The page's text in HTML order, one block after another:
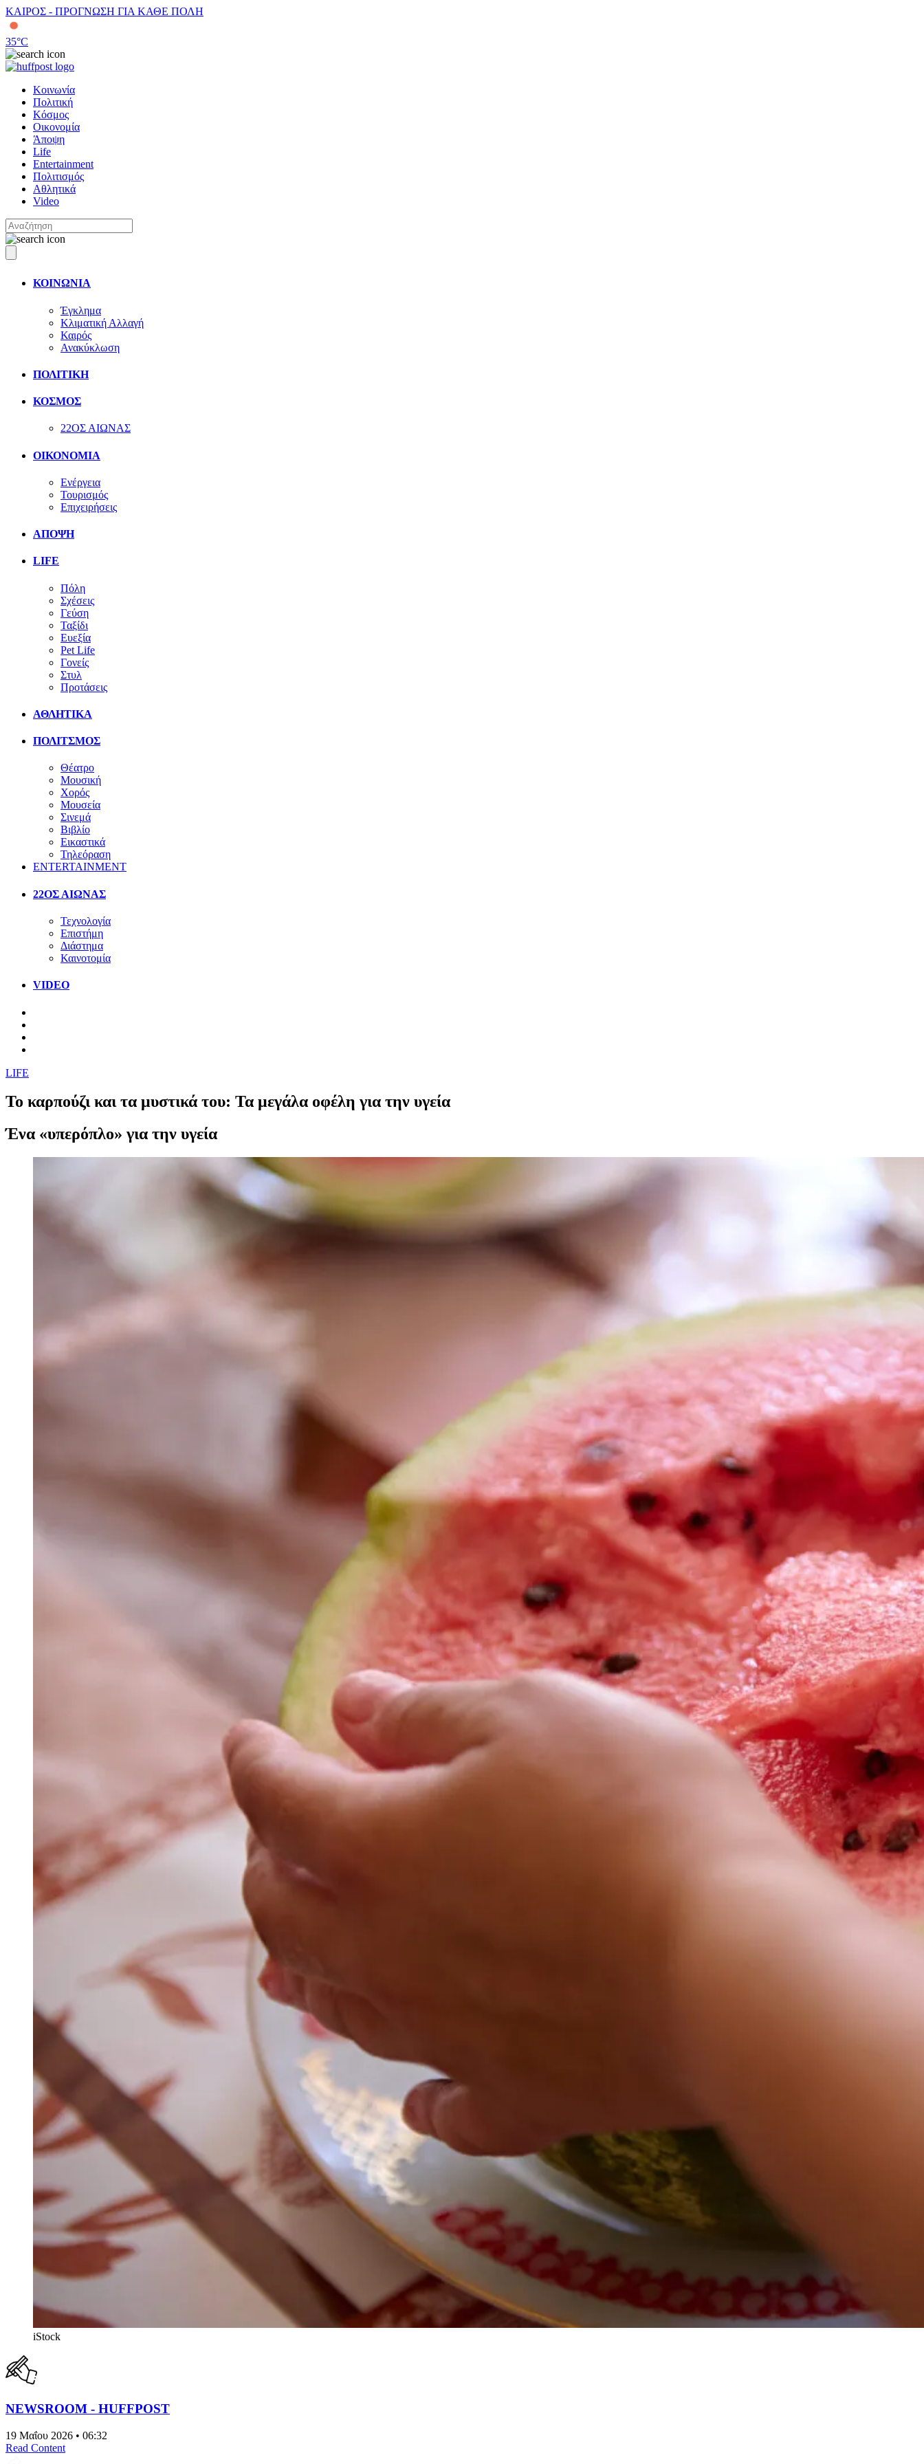
ΚΑΙΡΟΣ - ΠΡΟΓΝΩΣΗ ΓΙΑ ΚΑΘΕ ΠΟΛΗ
35°C
Κοινωνία
Πολιτική
Κόσμος
Οικονομία
Άποψη
Life
Entertainment
Πολιτισμός
Αθλητικά
Video
ΚΟΙΝΩΝΙΑ
Έγκλημα
Κλιματική Αλλαγή
Καιρός
Ανακύκλωση
ΠΟΛΙΤΙΚΗ
ΚΟΣΜΟΣ
22ΟΣ ΑΙΩΝΑΣ
ΟΙΚΟΝΟΜΙΑ
Ενέργεια
Τουρισμός
Επιχειρήσεις
ΑΠΟΨΗ
LIFE
Πόλη
Σχέσεις
Γεύση
Ταξίδι
Ευεξία
Pet Life
Γονείς
Στυλ
Προτάσεις
ΑΘΛΗΤΙΚΑ
ΠΟΛΙΤΣΜΟΣ
Θέατρο
Μουσική
Χορός
Μουσεία
Σινεμά
Βιβλίο
Εικαστικά
Τηλεόραση
ENTERTAINMENT
22ΟΣ ΑΙΩΝΑΣ
Τεχνολογία
Επιστήμη
Διάστημα
Καινοτομία
VIDEO
LIFE
Το καρπούζι και τα μυστικά του: Τα μεγάλα οφέλη για την υγεία
Ένα «υπερόπλο» για την υγεία
iStock
NEWSROOM - HUFFPOST
19 Μαΐου 2026 • 06:32
Read Content